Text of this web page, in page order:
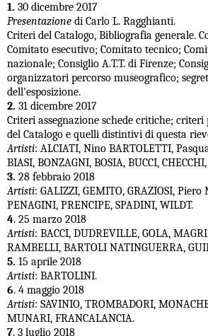
1. 30 dicembre 2017
Presentazione di Carlo L. Ragghianti.
Criteri del Catalogo, Bibliografia generale.
Comitato esecutivo; Comitato tecnico;
nazionale; Consiglio A.T.T. di Firenze;
organizzatori percorso museografico;
dell'esposizione.
2. 31 dicembre 2017
Criteri assegnazione schede critiche;
del Catalogo e quelli distintivi di questa
Artisti: ALCIATI, Nino BARTOLETTI,
BIASI, BONZAGNI, BOSIA, BUCCI,
3. 28 febbraio 2018
Artisti: GALIZZI, GEMITO, GRAZIOSI, Piero
PENAGINI, PRENCIPE, SPADINI, WILDT.
4. 25 marzo 2018
Artisti: BACCI, DUDREVILLE, GOLA,
RAMBELLI, BARTOLI NATINGUERRA,
5. 15 aprile 2018
Artisti: BARTOLINI.
6. 4 maggio 2018
Artisti: SAVINIO, TROMBADORI,
MUNARI, FRANCALANCIA.
7. 3 luglio 2018